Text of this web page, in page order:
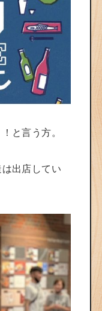
と言う方。
出店してい